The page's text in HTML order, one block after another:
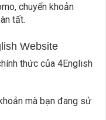
chuyển khoản
tất.
Website
thức của 4English
mà bạn đang sử